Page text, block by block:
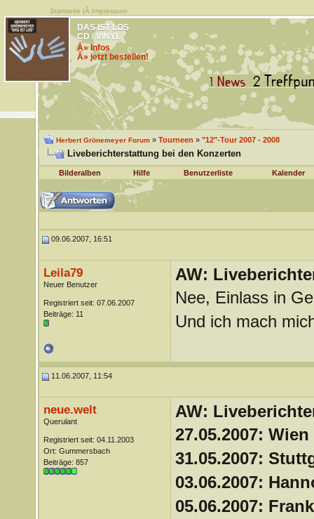
Startseite |Â Impressum
DAS IST LOS
CD / VINYL
Â» Infos
Â» jetzt bestellen!
Herbert Grönemeyer Forum» Tourneen » "12"-Tour 2007 - 2008
Liveberichterstattung bei den Konzerten
Bilderalben Hilfe Benutzerliste Kalender
09.06.2007, 16:51
Leila79
Neuer Benutzer
Registriert seit: 07.06.2007
Beiträge: 11
AW:
Nee, Einlass in
Und ich mach
11.06.2007, 11:54
neue.welt
Querulant
Registriert seit: 04.11.2003
Ort: Gummersbach
Beiträge: 857
AW:
27.05.2007: Wien
31.05.2007:
03.06.2007:
05.06.2007: